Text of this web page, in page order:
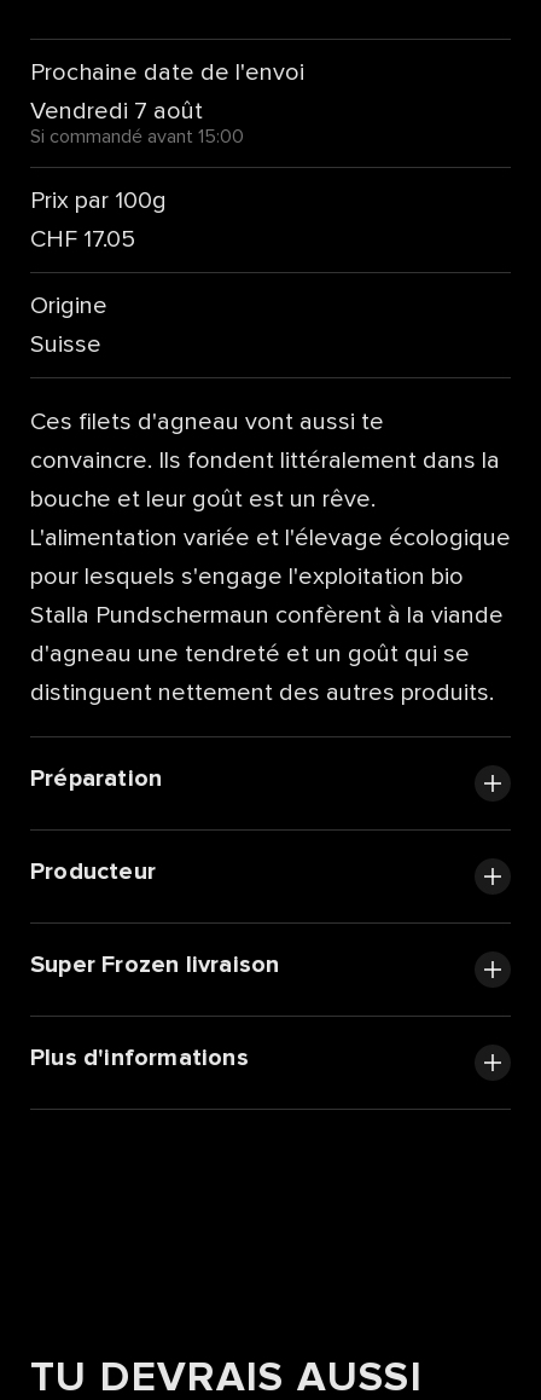
Prochaine date de l'envoi
Vendredi 7 août
Si commandé avant 15:00
Prix par 100g
CHF 17.05
Origine
Suisse
Ces filets d'agneau vont aussi te
convaincre. Ils fondent littéralement dans la
bouche et leur goût est un rêve.
L'alimentation variée et l'élevage écologique
pour lesquels s'engage l'exploitation bio
Stalla Pundschermaun confèrent à la viande
d'agneau une tendreté et un goût qui se
distinguent nettement des autres produits.
Préparation
Producteur
Super Frozen livraison
Plus d'informations
TU DEVRAIS AUSSI